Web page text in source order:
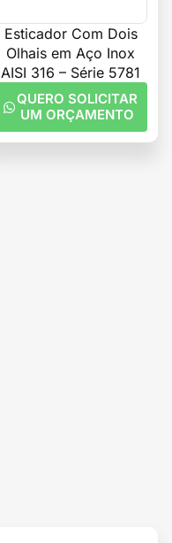
Esticador Com Dois
Olhais em Aço Inox
AISI 316 – Série 5781
QUERO SOLICITAR
UM ORÇAMENTO